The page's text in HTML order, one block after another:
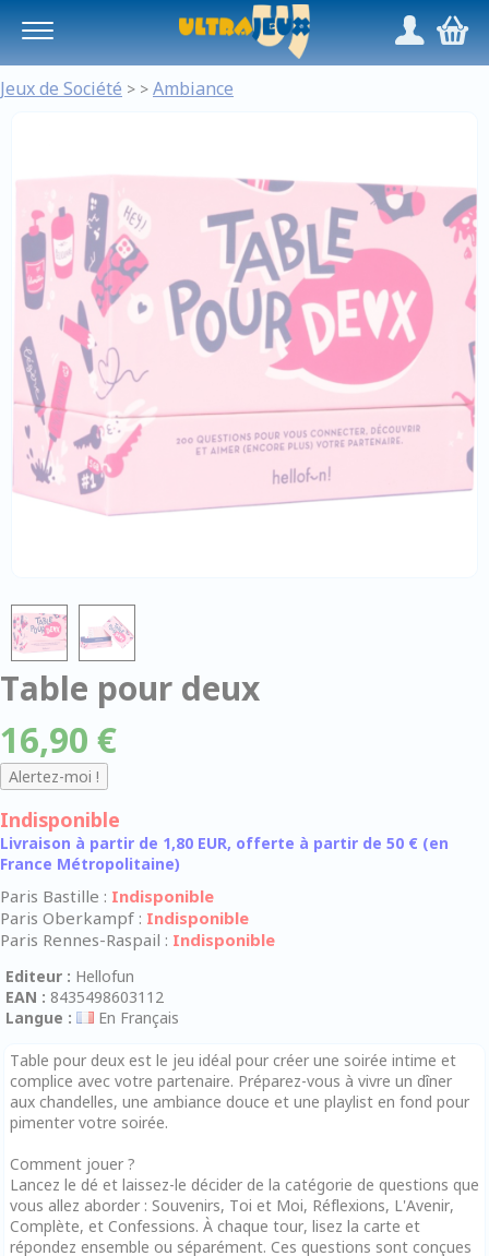
/,
Jeux de Société > > Ambiance
Table pour deux
16,90 €
Indisponible
Livraison à partir de 1,80 EUR, offerte à partir de 50 € (en
France Métropolitaine)
Paris Bastille : Indisponible
Paris Oberkampf : Indisponible
Paris Rennes-Raspail : Indisponible
Editeur : Hellofun
EAN : 8435498603112
Langue :
En Français
Table pour deux est le jeu idéal pour créer une soirée intime et
complice avec votre partenaire. Préparez-vous à vivre un dîner
aux chandelles, une ambiance douce et une playlist en fond pour
pimenter votre soirée.
Comment jouer ?
Lancez le dé et laissez-le décider de la catégorie de questions que
vous allez aborder : Souvenirs, Toi et Moi, Réflexions, L'Avenir,
Complète, et Confessions. À chaque tour, lisez la carte et
répondez ensemble ou séparément. Ces questions sont conçues